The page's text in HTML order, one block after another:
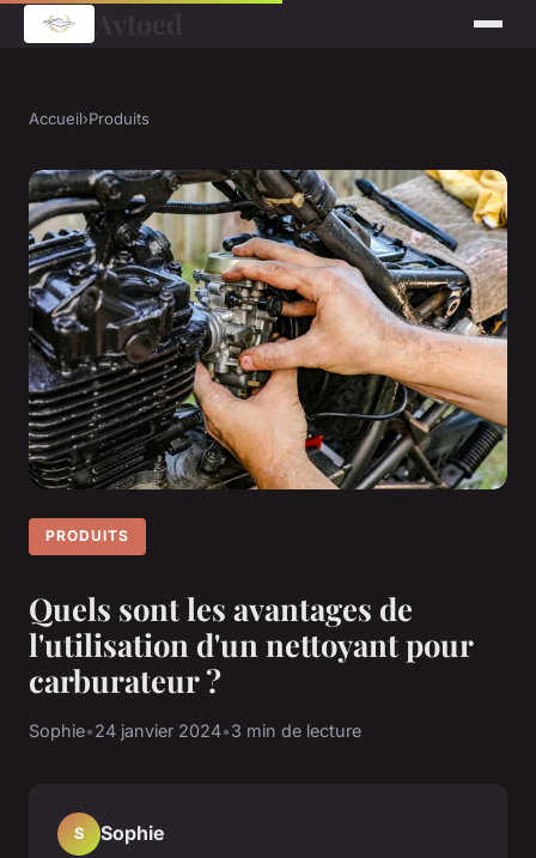
Accueil›Produits
PRODUITS
Quels sont les avantages de
l'utilisation d'un nettoyant pour
carburateur ?
Sophie•24 janvier 2024•3 min de lecture
S Sophie